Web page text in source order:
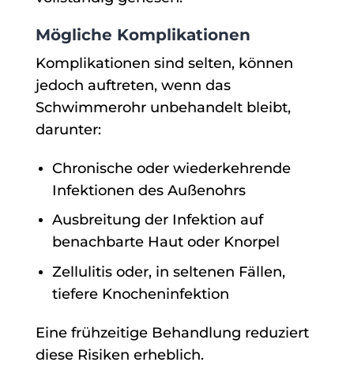
Mögliche Komplikationen
Komplikationen sind selten, können
jedoch auftreten, wenn das
Schwimmerohr unbehandelt bleibt,
darunter:
Chronische oder wiederkehrende
Infektionen des Außenohrs
Ausbreitung der Infektion auf
benachbarte Haut oder Knorpel
Zellulitis oder, in seltenen Fällen,
tiefere Knocheninfektion
Eine frühzeitige Behandlung reduziert
diese Risiken erheblich.